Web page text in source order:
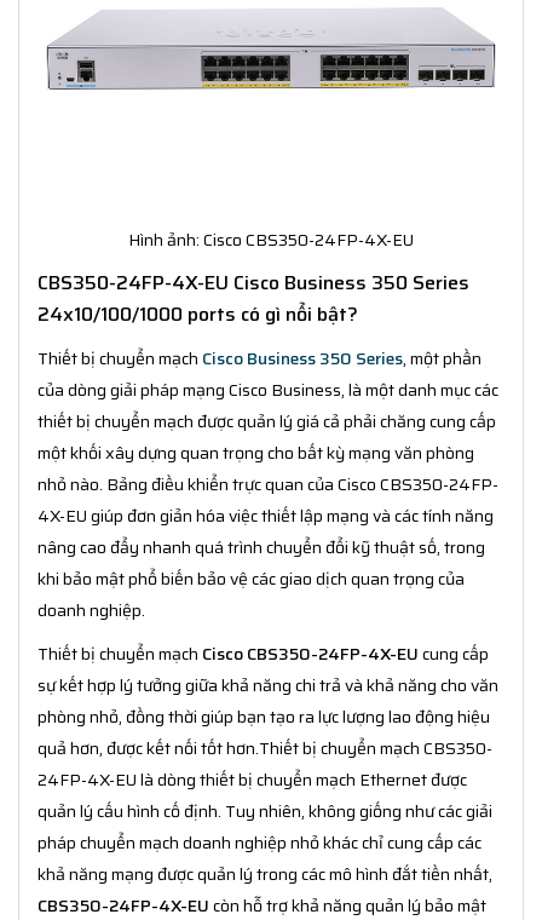
Hình ảnh: Cisco CBS350-24FP-4X-EU
CBS350-24FP-4X-EU Cisco Business 350 Series
24x10/100/1000 ports có gì nổi bật?
Thiết bị chuyển mạch Cisco Business 350 Series, một phần
của dòng giải pháp mạng Cisco Business, là một danh mục các
thiết bị chuyển mạch được quản lý giá cả phải chăng cung cấp
một khối xây dựng quan trọng cho bất kỳ mạng văn phòng
nhỏ nào. Bảng điều khiển trực quan của Cisco CBS350-24FP-
4X-EU giúp đơn giản hóa việc thiết lập mạng và các tính năng
nâng cao đẩy nhanh quá trình chuyển đổi kỹ thuật số, trong
khi bảo mật phổ biến bảo vệ các giao dịch quan trọng của
doanh nghiệp.
Thiết bị chuyển mạch Cisco CBS350-24FP-4X-EUcung cấp
sự kết hợp lý tưởng giữa khả năng chi trả và khả năng cho văn
phòng nhỏ, đồng thời giúp bạn tạo ra lực lượng lao động hiệu
quả hơn, được kết nối tốt hơn.Thiết bị chuyển mạch CBS350-
24FP-4X-EU là dòng thiết bị chuyển mạch Ethernet được
quản lý cấu hình cố định. Tuy nhiên, không giống như các giải
pháp chuyển mạch doanh nghiệp nhỏ khác chỉ cung cấp các
khả năng mạng được quản lý trong các mô hình đắt tiền nhất,
CBS350-24FP-4X-EUcòn hỗ trợ khả năng quản lý bảo mật